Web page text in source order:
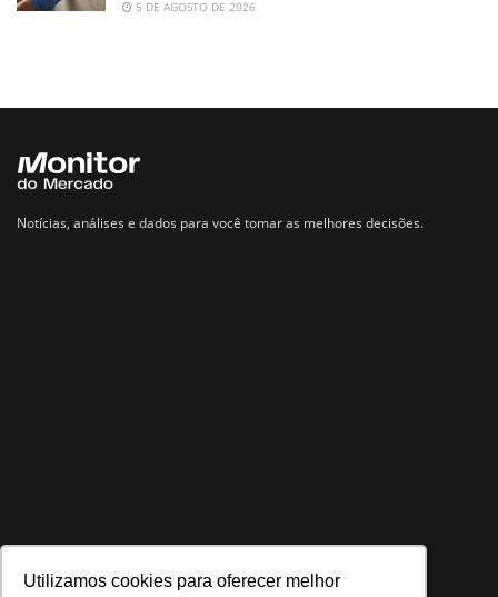
Utilizamos cookies para oferecer melhor
5 DE AGOSTO DE 2026
Notícias, análises e dados para você tomar as melhores decisões.
Navegue no site